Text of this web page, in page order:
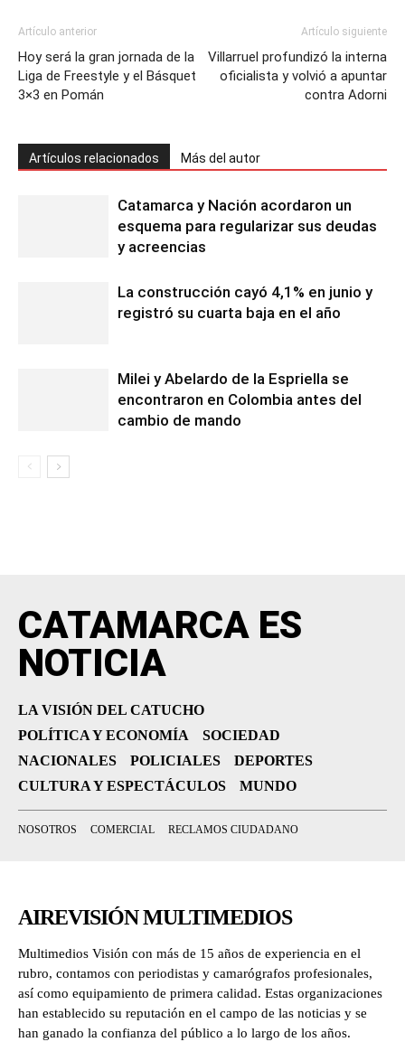
Artículo anterior
Hoy será la gran jornada de la
Liga de Freestyle y el Básquet
3×3 en Pomán
Artículo siguiente
Villarruel profundizó la interna
oficialista y volvió a apuntar
contra Adorni
Artículos relacionados Más del autor
Catamarca y Nación acordaron un
esquema para regularizar sus deudas
y acreencias
La construcción cayó 4,1% en junio y
registró su cuarta baja en el año
Milei y Abelardo de la Espriella se
encontraron en Colombia antes del
cambio de mando
CATAMARCA ES
NOTICIA
LA VISIÓN DEL CATUCHO
POLÍTICA Y ECONOMÍA
SOCIEDAD
NACIONALES
POLICIALES
DEPORTES
CULTURA Y ESPECTÁCULOS
MUNDO
NOSOTROS COMERCIAL RECLAMOS CIUDADANO
AIREVISIÓN MULTIMEDIOS
Multimedios Visión con más de 15 años de experiencia en el
rubro, contamos con periodistas y camarógrafos profesionales,
así como equipamiento de primera calidad. Estas organizaciones
han establecido su reputación en el campo de las noticias y se
han ganado la confianza del público a lo largo de los años.